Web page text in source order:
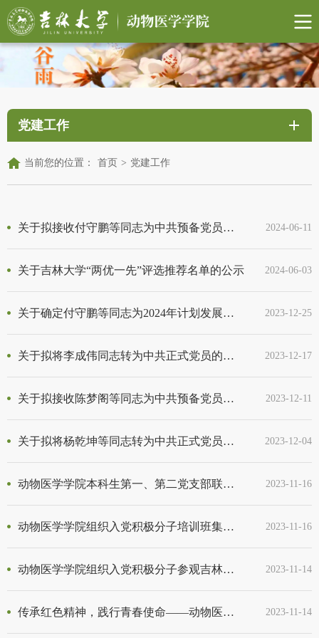
党建工作
当前您的位置： 首页 > 党建工作
关于拟接收付守鹏等同志为中共预备党员的公示 2024-06-11
关于吉林大学“两优一先”评选推荐名单的公示 2024-06-03
关于确定付守鹏等同志为2024年计划发展对象的公示 2023-12-25
关于拟将李成伟同志转为中共正式党员的公示 2023-12-17
关于拟接收陈梦阁等同志为中共预备党员的公示 2023-12-11
关于拟将杨乾坤等同志转为中共正式党员的公示 2023-12-04
动物医学学院本科生第一、第二党支部联合开展主题党日活动——赴黄大年纪念馆实践学习 2023-11-16
动物医学学院组织入党积极分子培训班集中培训暨党委书记专题党课 2023-11-16
动物医学学院组织入党积极分子参观吉林大学历史名人纪念馆 2023-11-14
传承红色精神，践行青春使命——动物医学学院2023级“星火燎原，领航青春”入党积极分子赴吉林大学历史名人纪念馆实践学习 2023-11-14